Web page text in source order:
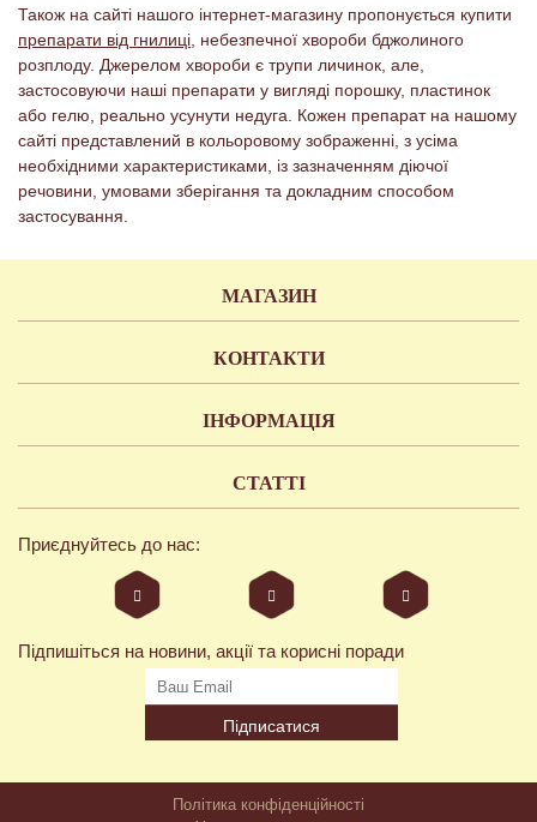
Також на сайті нашого інтернет-магазину пропонується купити
препарати від гнилиці, небезпечної хвороби бджолиного
розплоду. Джерелом хвороби є трупи личинок, але,
застосовуючи наші препарати у вигляді порошку, пластинок
або гелю, реально усунути недуга. Кожен препарат на нашому
сайті представлений в кольоровому зображенні, з усіма
необхідними характеристиками, із зазначенням діючої
речовини, умовами зберігання та докладним способом
застосування.
МАГАЗИН
КОНТАКТИ
ІНФОРМАЦІЯ
СТАТТІ
Приєднуйтесь до нас:
Підпишіться на новини, акції та корисні поради
Підписатися
Політика конфіденційності